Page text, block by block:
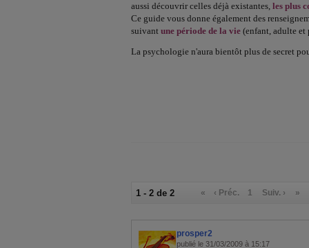
aussi découvrir celles déjà existantes, les plus
Ce guide vous donne également des
suivant une période de la vie (enfant, adulte et
La psychologie n'aura bientôt plus de secret
1 - 2 de 2 « ‹ Préc. 1 Suiv. › »
prosper2
publié le 31/03/2009 à 15:17